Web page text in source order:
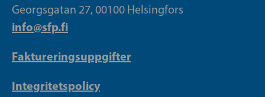
Georgsgatan 27, 00100 Helsingfors
info@sfp.fi
Faktureringsuppgifter
Integritetspolicy